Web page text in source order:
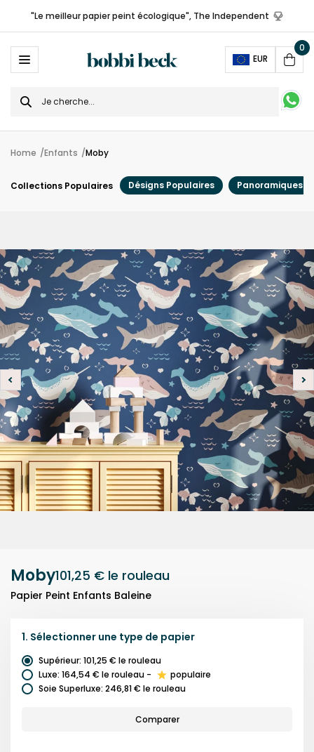
"Le meilleur papier peint écologique", The Independent
EUR
Cart
0
Search
for
Home Enfants Moby
Collections Populaires Désigns Populaires Panoramiques
Moby101,25 € le rouleau
Papier Peint Enfants Baleine
1. Sélectionner une type de papier
Supérieur: 101,25 € le rouleau
Luxe: 164,54 € le rouleau -
populaire
Soie Superluxe: 246,81 € le rouleau
Comparer